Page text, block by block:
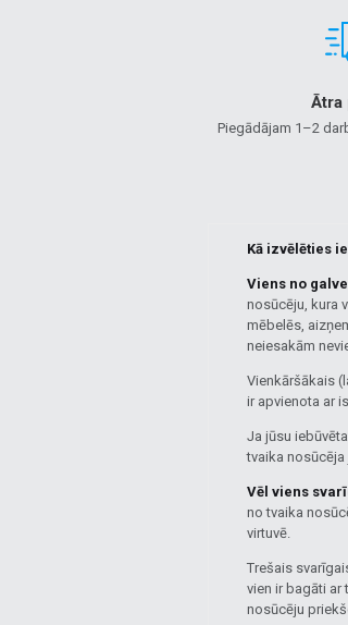
Ātra
Piegādājam 1–2
Kā izvēlēties
Viens no
nosūcēju, kura
mēbelēs,
neiesakām
Vienkāršākais
ir apvienota ar
Ja jūsu
tvaika nosūcēja
Vēl viens
no tvaika
virtuvē.
Trešais
vien ir bagāti ar
nosūcēju